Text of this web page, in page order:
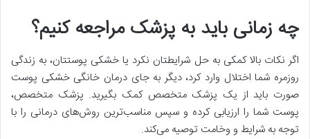
چه زمانی باید به پزشک مراجعه کنیم؟
اگر نکات بالا کمکی به حل شرایطتان نکرد یا خشکی پوستتان، به زندگی
روزمره شما اختلال وارد کرد، دیگر به جای درمان خانگی خشکی پوست
صورت باید از یک پزشک متخصص کمک بگیرید. پزشک متخصص،
پوست شما را ارزیابی کرده و سپس مناسب‌ترین روش‌های درمانی را با
توجه به شرایط و وخامت توصیه می‌کند.